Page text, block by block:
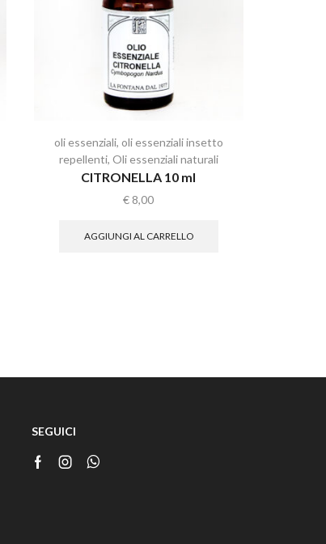
oli essenziali, oli essenziali insetto
repellenti, Oli essenziali naturali
CITRONELLA 10 ml
€ 8,00
AGGIUNGI AL CARRELLO
SEGUICI
Facebook
InstagramWhatsapp